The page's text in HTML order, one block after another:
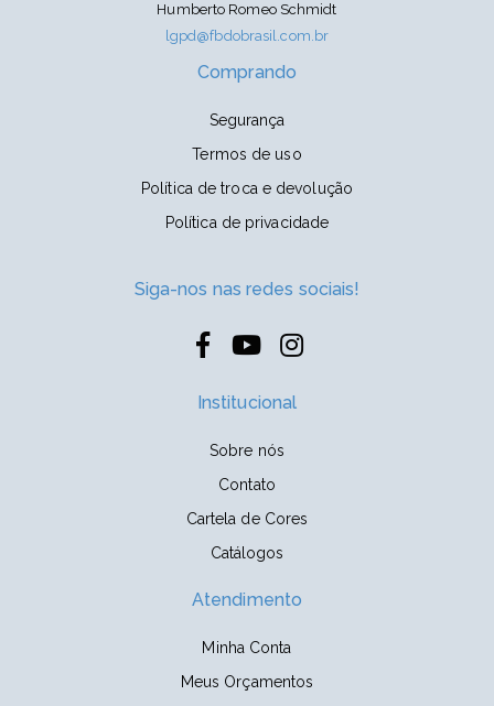
Humberto Romeo Schmidt
lgpd@fbdobrasil.com.br
Comprando
Segurança
Termos de uso
Política de troca e devolução
Política de privacidade
Siga-nos nas redes sociais!
Institucional
Sobre nós
Contato
Cartela de Cores
Catálogos
Atendimento
Minha Conta
Meus Orçamentos